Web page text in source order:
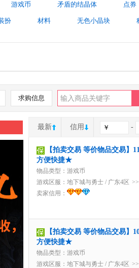
游戏币 矛盾的结晶体 点券
扮 材料 无色小晶块
求购信息
最新 信用 -
【拍卖交易 等价物品交易】
方便快捷★
物品类型：游戏币
游戏区服： 地下城与勇士 / 广东4区
卖家信用：
【拍卖交易 等价物品交易】
方便快捷★
物品类型：游戏币
游戏区服： 地下城与勇士 / 广东4区